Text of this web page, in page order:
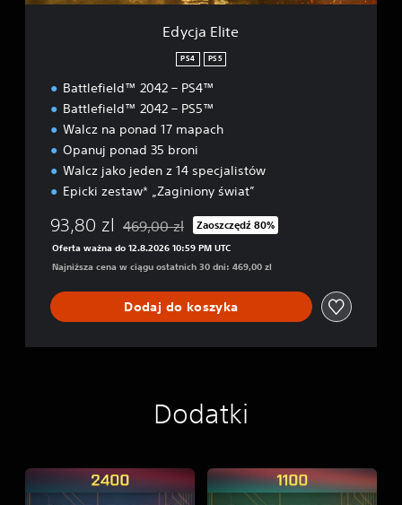
Edycja Elite
PS4 PS5
Battlefield™ 2042 – PS4™
Battlefield™ 2042 – PS5™
Walcz na ponad 17 mapach
Opanuj ponad 35 broni
Walcz jako jeden z 14 specjalistów
Epicki zestaw* „Zaginiony świat”
93,80 zl Zastosowano zniżkę z oryginalnej ceny
469,00 zl Zaoszczędź 80%
Oferta ważna do 12.8.2026 10:59 PM UTC
Najniższa cena w ciągu ostatnich 30 dni: 469,00 zl
Dodaj do koszyka
Dodatki